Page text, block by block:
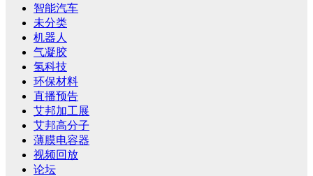
智能汽车
未分类
机器人
气凝胶
氢科技
环保材料
直播预告
艾邦加工展
艾邦高分子
薄膜电容器
视频回放
论坛